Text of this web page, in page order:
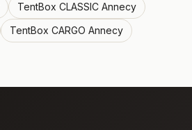
TentBox CLASSIC Annecy
TentBox CARGO Annecy